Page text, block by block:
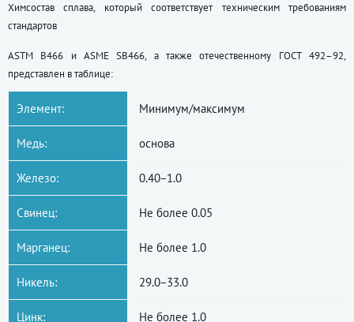
Химсостав сплава, который соответствует техническим требованиям
стандартов
ASTM B466 и ASME SB466, а также отечественному ГОСТ 492–92,
представлен в таблице:
Элемент: Минимум/максимум
Медь: основа
Железо: 0.40−1.0
Свинец: Не более 0.05
Марганец: Не более 1.0
Никель: 29.0−33.0
Цинк: Не более 1.0